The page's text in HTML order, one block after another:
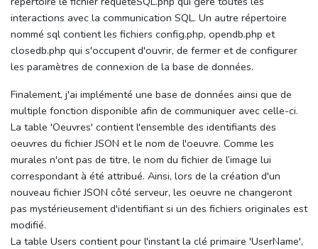
interactions avec la communication SQL. Un autre répertoire
nommé sql contient les fichiers config.php, opendb.php et
closedb.php qui s'occupent d'ouvrir, de fermer et de configurer
les paramètres de connexion de la base de données.
Finalement, j'ai implémenté une base de données ainsi que de
multiple fonction disponible afin de communiquer avec celle-ci.
La table 'Oeuvres' contient l'ensemble des identifiants des
oeuvres du fichier JSON et le nom de l'oeuvre. Comme les
murales n'ont pas de titre, le nom du fichier de l’image lui
correspondant à été attribué. Ainsi, lors de la création d'un
nouveau fichier JSON côté serveur, les oeuvre ne changeront
pas mystérieusement d'identifiant si un des fichiers originales est
modifié.
La table Users contient pour l'instant la clé primaire 'UserName',